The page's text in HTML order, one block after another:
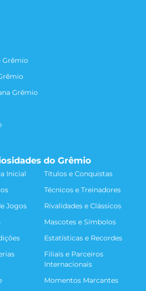
Grêmio
Grêmio
do Grêmio
Inicial
Títulos e Conquistas
Técnicos e Treinadores
Jogos
Rivalidades e Clássicos
Mascotes e Símbolos
Estatísticas e Recordes
Filiais e Parceiros
Internacionais
Momentos Marcantes